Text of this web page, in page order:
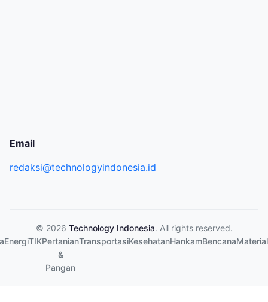
Email
redaksi@technologyindonesia.id
© 2026 Technology Indonesia. All rights reserved.
EnergiTIKPertanian
&
Pangan
TransportasiKesehatanHankamBencanaMaterial